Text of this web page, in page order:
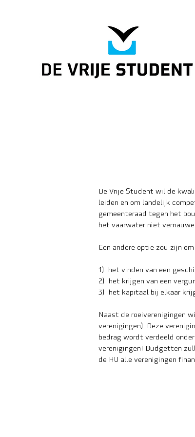
De Vrije Student wil de
leiden en om landelijk
gemeenteraad tegen het
het vaarwater niet
Een andere optie zou zijn
1) het vinden van een
2) het krijgen van een
3) het kapitaal bij elkaar
Naast de roeiverenigingen
verenigingen). Deze
bedrag wordt verdeeld
verenigingen! Budgetten
de HU alle verenigingen